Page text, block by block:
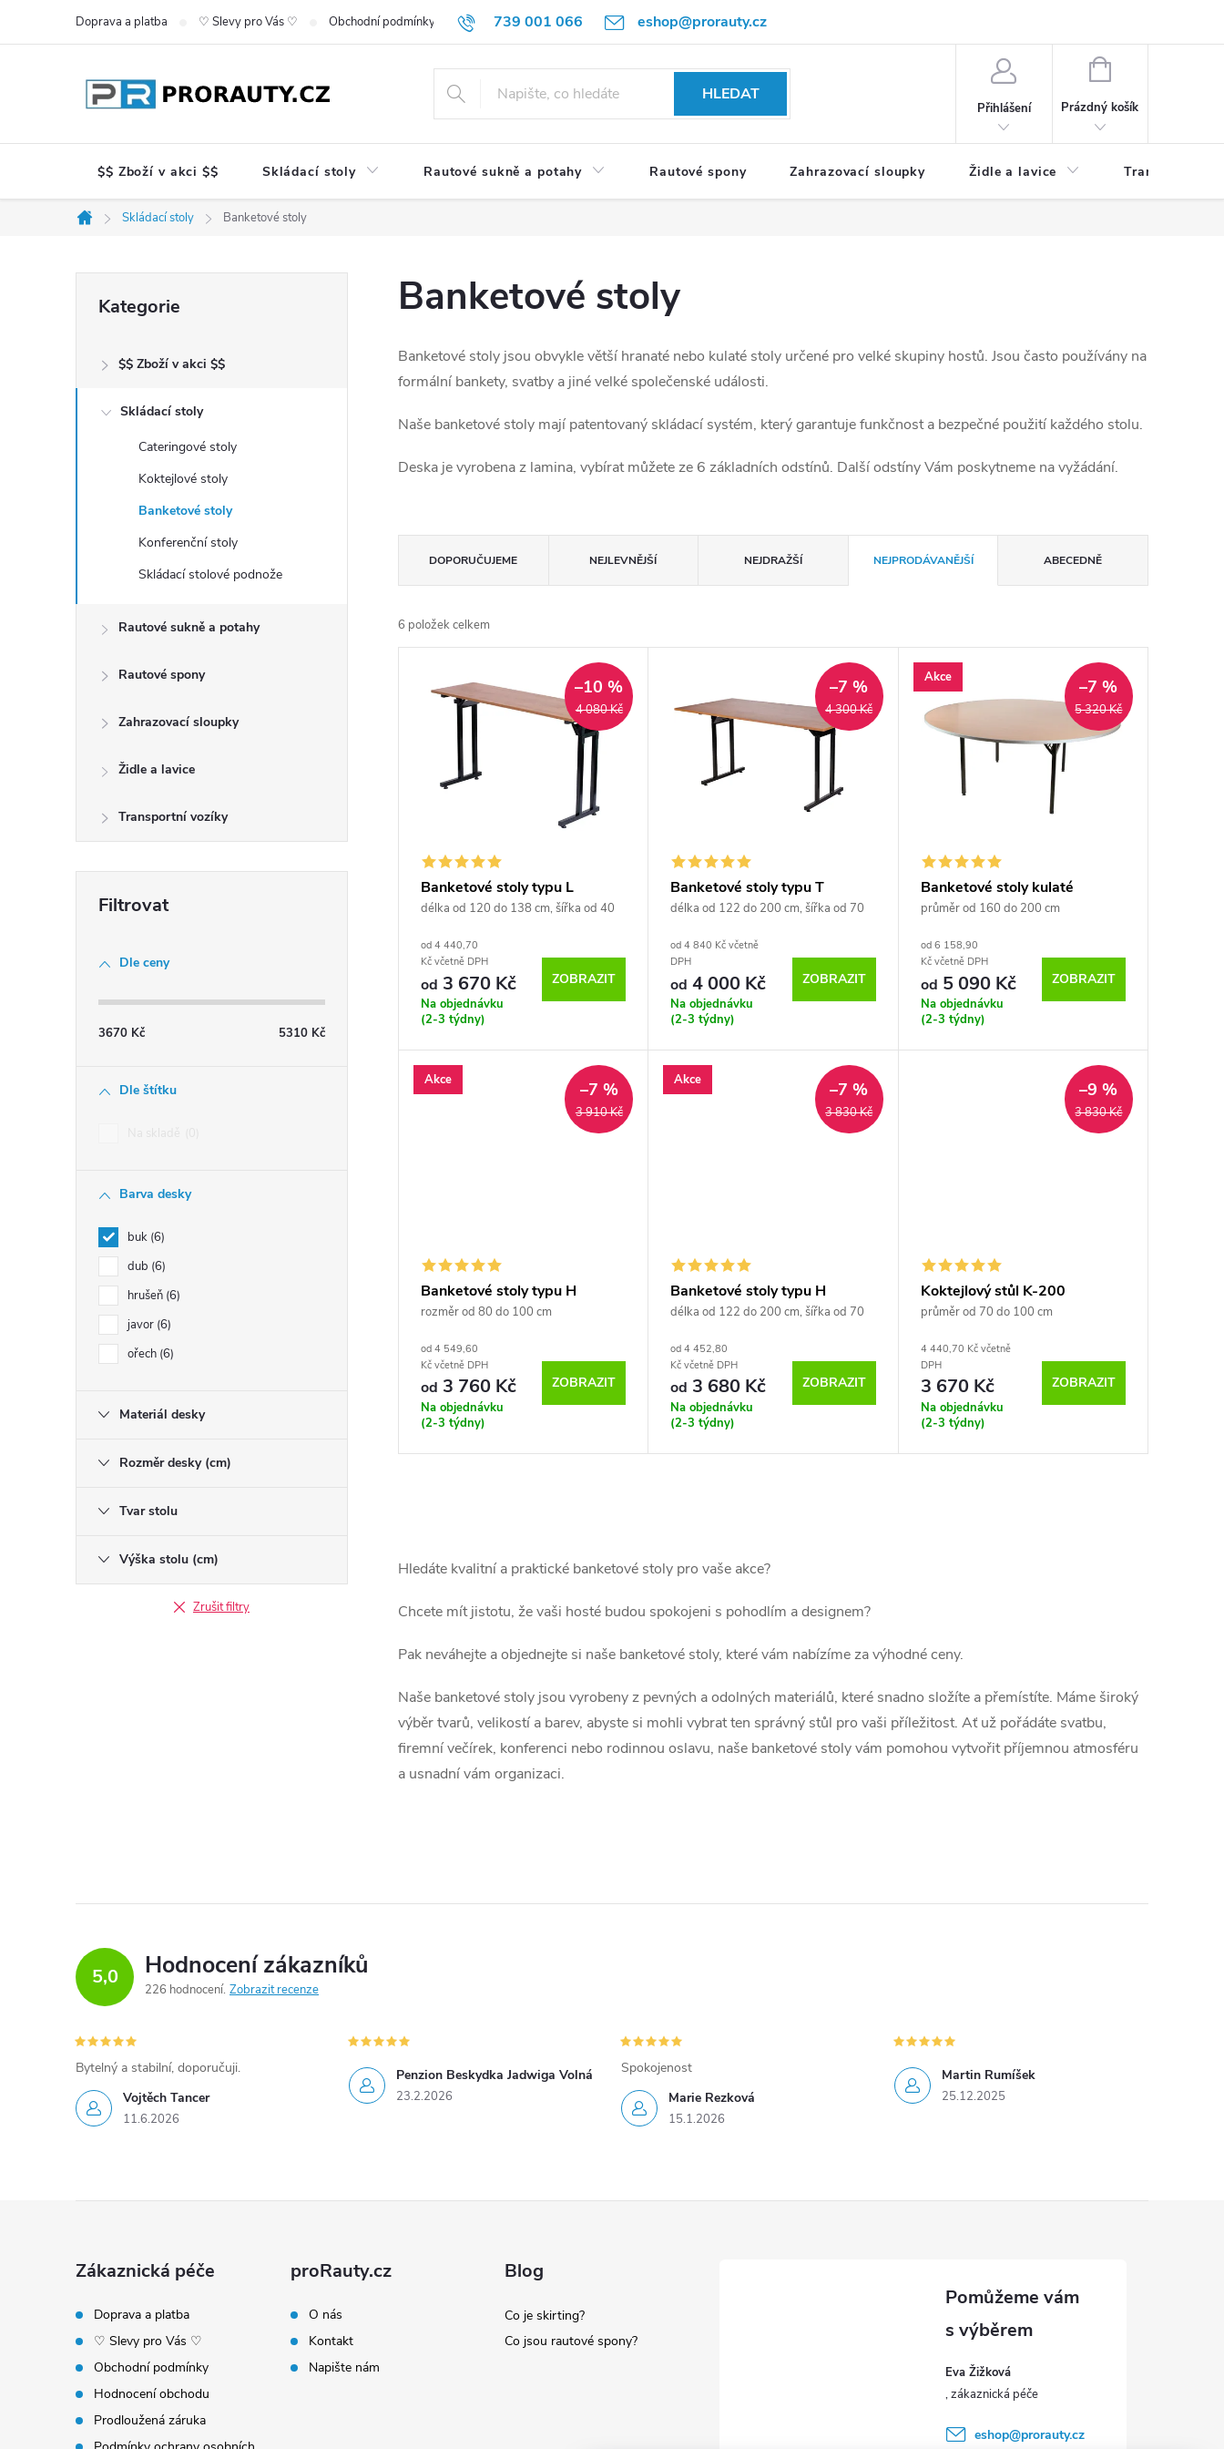
739 001 066 eshop@prorauty.cz
Doprava a platba ♡ Slevy pro Vás ♡ Obchodní podmínky Hodnocení obchodu Prodloužená záruka Podmínky ochrany osobních údajů
HLEDAT
Přihlášení
NÁKUPNÍ
Prázdný košík
$$ Zboží v akci $$ Skládací stoly Rautové sukně a potahy Rautové spony Zahrazovací sloupky Židle a lavice Transportní
Domů
Skládací stoly Banketové stoly
s
n
e
l
kategorie
Kategorie
$$ Zboží v akci $$
Skládací stoly
Cateringové stoly
Koktejlové stoly
Banketové stoly
Konferenční stoly
Skládací stolové podnože
Rautové sukně a potahy
Rautové spony
Zahrazovací sloupky
Židle a lavice
Transportní vozíky
Dle ceny
3670 Kč 5310 Kč
Dle štítku
Barva desky
buk 6
dub 6
hrušeň 6
javor 6
ořech 6
Materiál desky
Rozměr desky (cm)
Tvar stolu
Výška stolu (cm)
Zrušit filtry
Banketové stoly
Banketové stoly jsou obvykle větší hranaté nebo kulaté stoly určené pro velké skupiny hostů. Jsou často používány na
formální bankety, svatby a jiné velké společenské události.
Naše banketové stoly mají patentovaný skládací systém, který garantuje funkčnost a bezpečné použití každého stolu.
Deska je vyrobena z lamina, vybírat můžete ze 6 základních odstínů. Další odstíny Vám poskytneme na vyžádání.
a
z
k
DOPORUČUJEME NEJLEVNĚJŠÍ NEJDRAŽŠÍ NEJPRODÁVANĚJŠÍ ABECEDNĚ
6 položek celkem
u
4 080 Kč
–10 %
Banketové stoly typu L
délka od 120 do 138 cm, šířka od 40
od 4 440,70
Kč včetně DPH
od 3 670 Kč
Na objednávku
(2-3 týdny)
ZOBRAZIT
4 300 Kč
–7 %
Banketové stoly typu T
obdélníkové
délka od 122 do 200 cm, šířka od 70
od 4 840 Kč včetně
DPH
od 4 000 Kč
Na objednávku
(2-3 týdny)
ZOBRAZIT
Akce
5 320 Kč
–7 %
Banketové stoly kulaté
průměr od 160 do 200 cm
od 6 158,90
Kč včetně DPH
od 5 090 Kč
Na objednávku
(2-3 týdny)
ZOBRAZIT
Akce
3 910 Kč
–7 %
Banketové stoly typu H
čtvercové
rozměr od 80 do 100 cm
od 4 549,60
Kč včetně DPH
od 3 760 Kč
Na objednávku
(2-3 týdny)
ZOBRAZIT
Akce
3 830 Kč
–7 %
Banketové stoly typu H
obdélníkové
délka od 122 do 200 cm, šířka od 70
od 4 452,80
Kč včetně DPH
od 3 680 Kč
Na objednávku
(2-3 týdny)
ZOBRAZIT
3 830 Kč
–9 %
Koktejlový stůl K-200
průměr od 70 do 100 cm
4 440,70 Kč včetně
DPH
3 670 Kč
Na objednávku
(2-3 týdny)
ZOBRAZIT
v
d
a
c
í
ý
p
i
Hledáte kvalitní a praktické banketové stoly pro vaše akce?
Chcete mít jistotu, že vaši hosté budou spokojeni s pohodlím a designem?
Pak neváhejte a objednejte si naše banketové stoly, které vám nabízíme za výhodné ceny.
Naše banketové stoly jsou vyrobeny z pevných a odolných materiálů, které snadno složíte a přemístíte. Máme široký
výběr tvarů, velikostí a barev, abyste si mohli vybrat ten správný stůl pro vaši příležitost. Ať už pořádáte svatbu,
firemní večírek, konferenci nebo rodinnou oslavu, naše banketové stoly vám pomohou vytvořit příjemnou atmosféru
a usnadní vám organizaci.
5,0 Hodnocení zákazníků
226 hodnocení Zobrazit recenze
Vojtěch Tancer
11.6.2026
Bytelný a stabilní, doporučuji. Penzion Beskydka Jadwiga Volná
23.2.2026 Marie Rezková
15.1.2026
Spokojenost Martin Rumíšek
25.12.2025
Zákaznická péče
Doprava a platba
♡ Slevy pro Vás ♡
Obchodní podmínky
Hodnocení obchodu
Prodloužená záruka
proRauty.cz
O nás
Kontakt
Napište nám
Blog
Co je skirting?
Co jsou rautové spony?
Eva Žižková
eshop@prorauty.cz